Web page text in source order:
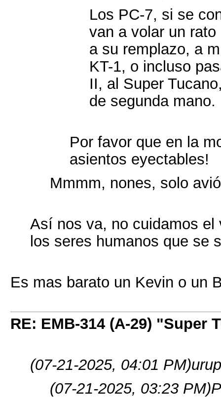
Los PC-7, si se
van a volar un
a su remplazo, a
KT-1, o incluso
II, al Super
de segunda mano.
Por favor que en la
asientos eyectables!
Mmmm, nones, solo
Así nos va, no cuidamos el
los seres humanos que se
Es mas barato un Kevin o un
RE: EMB-314 (A-29) "Super
(07-21-2025, 04:01 PM)
(07-21-2025, 03:23 PM)